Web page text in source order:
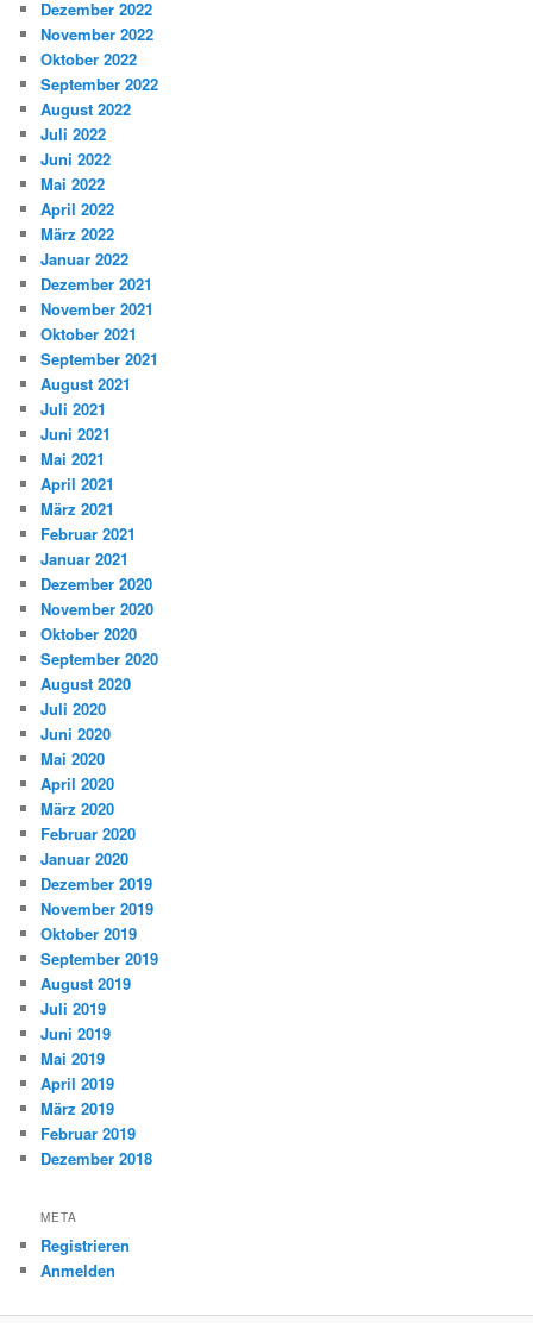
Dezember 2022
November 2022
Oktober 2022
September 2022
August 2022
Juli 2022
Juni 2022
Mai 2022
April 2022
März 2022
Januar 2022
Dezember 2021
November 2021
Oktober 2021
September 2021
August 2021
Juli 2021
Juni 2021
Mai 2021
April 2021
März 2021
Februar 2021
Januar 2021
Dezember 2020
November 2020
Oktober 2020
September 2020
August 2020
Juli 2020
Juni 2020
Mai 2020
April 2020
März 2020
Februar 2020
Januar 2020
Dezember 2019
November 2019
Oktober 2019
September 2019
August 2019
Juli 2019
Juni 2019
Mai 2019
April 2019
März 2019
Februar 2019
Dezember 2018
META
Registrieren
Anmelden